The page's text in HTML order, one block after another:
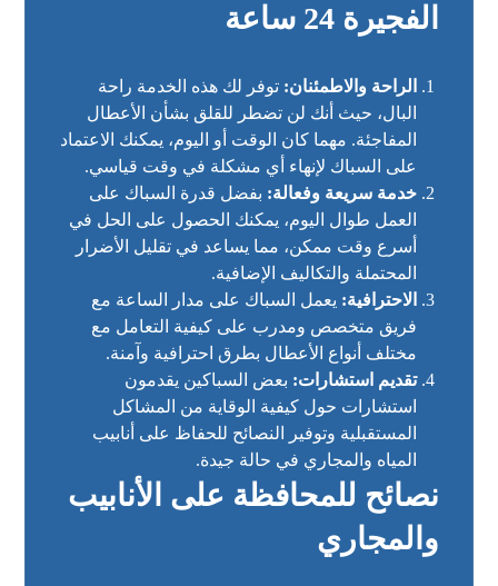
الفجيرة 24 ساعة
الراحة والاطمئنان: توفر لك هذه الخدمة راحة
البال، حيث أنك لن تضطر للقلق بشأن الأعطال
المفاجئة. مهما كان الوقت أو اليوم، يمكنك الاعتماد
على السباك لإنهاء أي مشكلة في وقت قياسي.
خدمة سريعة وفعالة: بفضل قدرة السباك على
العمل طوال اليوم، يمكنك الحصول على الحل في
أسرع وقت ممكن، مما يساعد في تقليل الأضرار
المحتملة والتكاليف الإضافية.
الاحترافية: يعمل السباك على مدار الساعة مع
فريق متخصص ومدرب على كيفية التعامل مع
مختلف أنواع الأعطال بطرق احترافية وآمنة.
تقديم استشارات: بعض السباكين يقدمون
استشارات حول كيفية الوقاية من المشاكل
المستقبلية وتوفير النصائح للحفاظ على أنابيب
المياه والمجاري في حالة جيدة.
نصائح للمحافظة على الأنابيب
والمجاري